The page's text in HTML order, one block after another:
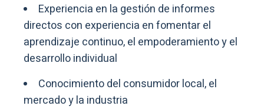
Experiencia en la gestión de informes
directos con experiencia en fomentar el
aprendizaje continuo, el empoderamiento y el
desarrollo individual
Conocimiento del consumidor local, el
mercado y la industria